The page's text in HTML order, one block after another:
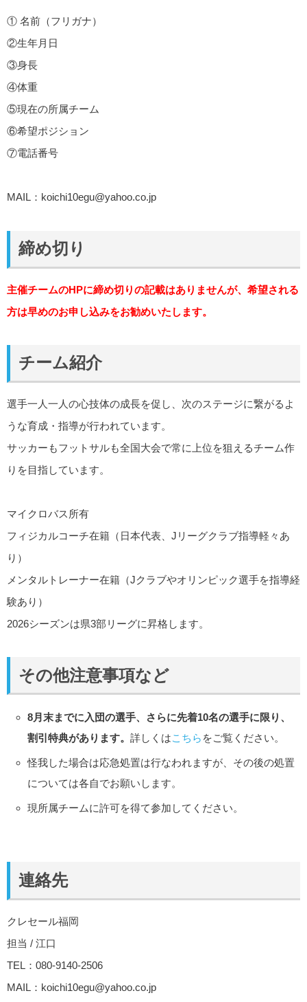
① 名前（フリガナ）
②生年月日
③身長
④体重
⑤現在の所属チーム
⑥希望ポジション
⑦電話番号
MAIL： koichi10egu@yahoo.co.jp
締め切り
主催チームのHPに締め切りの記載はありませんが、希望される
方は早めのお申し込みをお勧めいたします。
チーム紹介
選手一人一人の心技体の成長を促し、次のステージに繋がるよ
うな育成・指導が行われています。
サッカーもフットサルも全国大会で常に上位を狙えるチーム作
りを目指しています。
マイクロバス所有
フィジカルコーチ在籍（日本代表、Jリーグクラブ指導軽々あ
り）
メンタルトレーナー在籍（Jクラブやオリンピック選手を指導経
験あり）
2026シーズンは県3部リーグに昇格します。
その他注意事項など
8月末までに入団の選手、さらに先着10名の選手に限り、
割引特典があります。 詳しくはこちら をご覧ください。
怪我した場合は応急処置は行なわれますが、その後の処置
については各自でお願いします。
現所属チームに許可を得て参加してください。
連絡先
クレセール福岡
担当 / 江口
TEL：080-9140-2506
MAIL： koichi10egu@yahoo.co.jp